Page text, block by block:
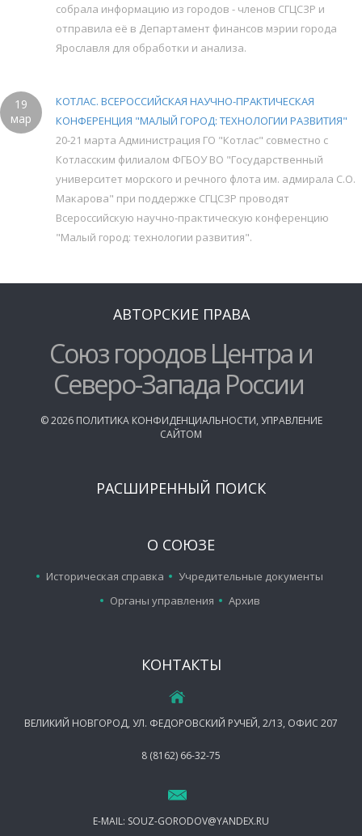
собрала информацию из городов - членов СГЦСЗР и
отправила её в Департамент финансов мэрии города
Ярославля для обработки и анализа.
19
мар
КОТЛАС. ВСЕРОССИЙСКАЯ НАУЧНО-ПРАКТИЧЕСКАЯ
КОНФЕРЕНЦИЯ "МАЛЫЙ ГОРОД: ТЕХНОЛОГИИ РАЗВИТИЯ"
20-21 марта Администрация ГО "Котлас" совместно с
Котласским филиалом ФГБОУ ВО "Государственный
университет морского и речного флота им. адмирала С.О.
Макарова" при поддержке СГЦСЗР проводят
Всероссийскую научно-практическую конференцию
"Малый город: технологии развития".
АВТОРСКИЕ ПРАВА
Союз городов Центра и
Северо-Запада России
©2026 ПОЛИТИКА КОНФИДЕНЦИАЛЬНОСТИ, УПРАВЛЕНИЕ
САЙТОМ
РАСШИРЕННЫЙ ПОИСК
О СОЮЗЕ
Историческая справка
Учредительные документы
Органы управления
Архив
КОНТАКТЫ
ВЕЛИКИЙ НОВГОРОД, УЛ. ФЕДОРОВСКИЙ РУЧЕЙ, 2/13, ОФИС 207
8 (8162) 66-32-75
E-MAIL: SOUZ-GORODOV@YANDEX.RU